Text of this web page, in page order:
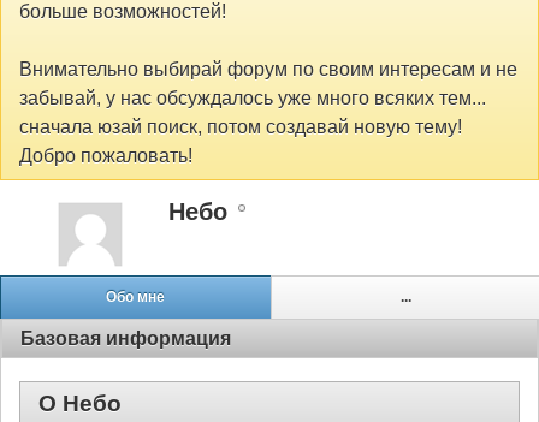
больше возможностей!
Внимательно выбирай форум по своим интересам и не
забывай, у нас обсуждалось уже много всяких тем...
сначала юзай поиск, потом создавай новую тему!
Добро пожаловать!
Небо
Обо мне ...
Базовая информация
О Небо